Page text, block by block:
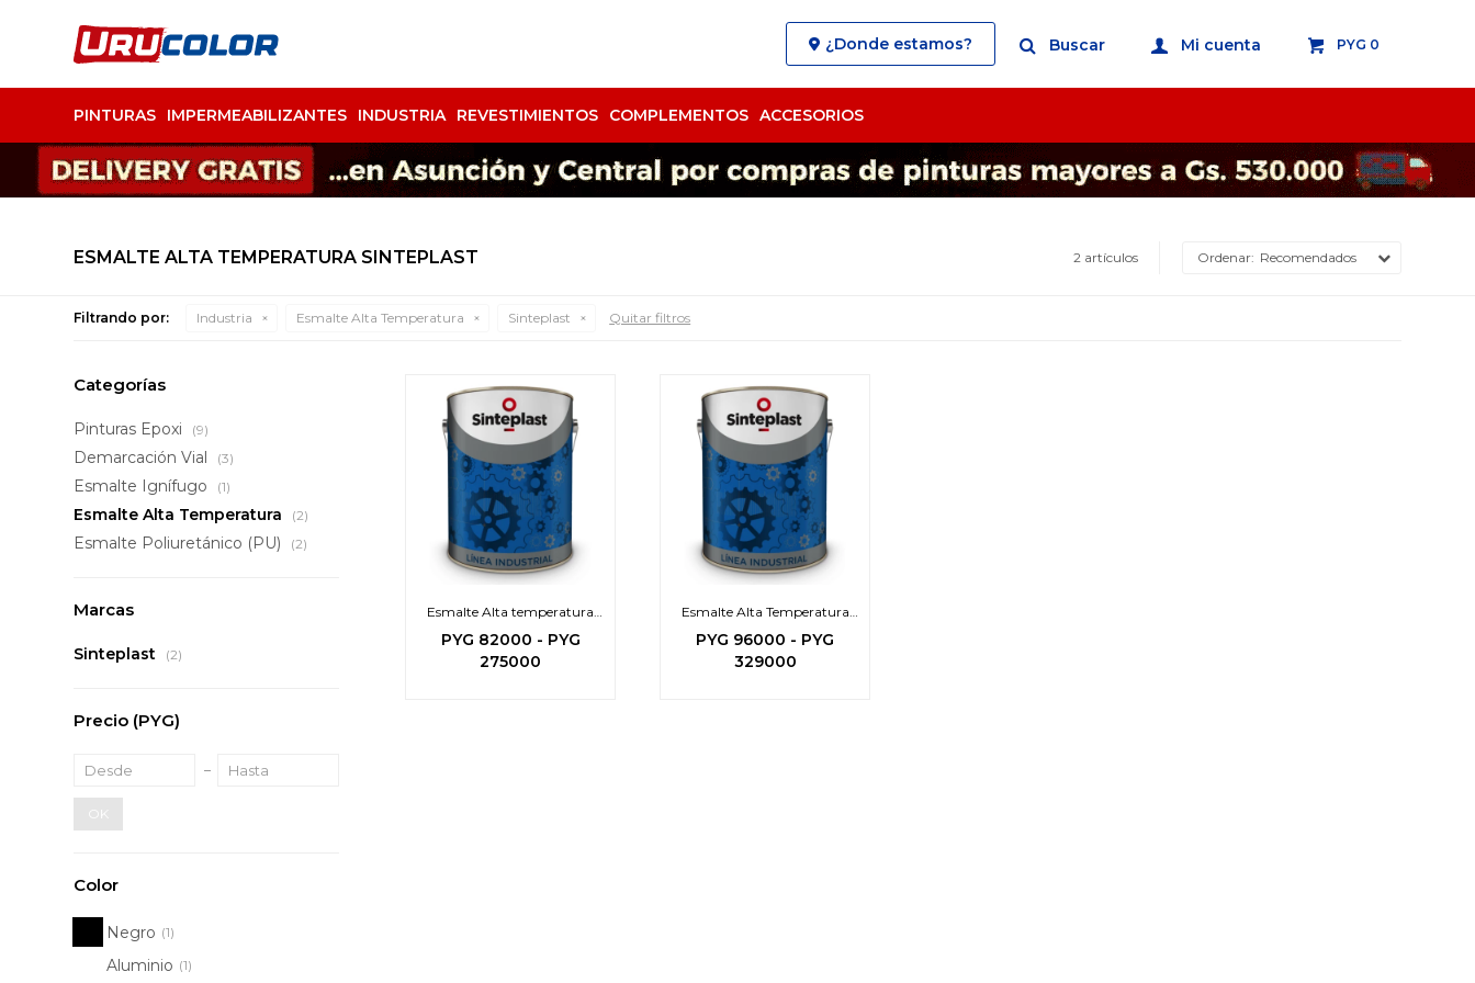
PINTURAS IMPERMEABILIZANTES INDUSTRIA REVESTIMIENTOS COMPLEMENTOS ACCESORIOS
PYG 0
¿Donde estamos?
ESMALTE ALTA TEMPERATURA SINTEPLAST 2 artículos Recomendados
Filtrando por: Industria Esmalte Alta Temperatura Sinteplast Quitar filtros
Esmalte Alta temperatura
250°
PYG 82000 - PYG
275000
Esmalte Alta Temperatura
450° C
PYG 96000 - PYG
329000
Categorías
Pinturas Epoxi (9)
Demarcación Vial (3)
Esmalte Ignífugo (1)
Esmalte Alta Temperatura (2)
Esmalte Poliuretánico (PU) (2)
Marcas
Sinteplast (2)
Precio (PYG)
OK
Color
Negro (1)
Aluminio (1)